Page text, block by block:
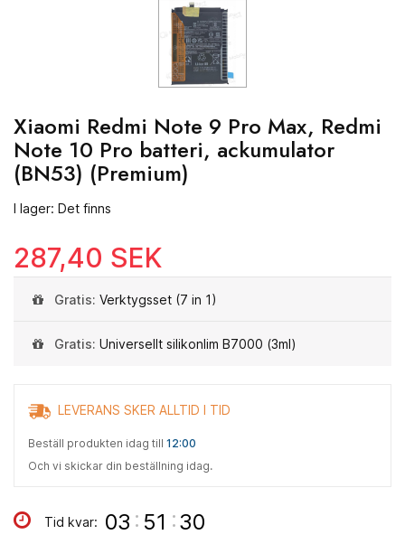
Xiaomi Redmi Note 9 Pro Max, Redmi
Note 10 Pro batteri, ackumulator
(BN53) (Premium)
I lager: Det finns
287,40 SEK
Gratis: Verktygsset (7 in 1)
Gratis: Universellt silikonlim B7000 (3ml)
LEVERANS SKER ALLTID I TID
Beställ produkten idag till 12:00
Och vi skickar din beställning idag.
Tid kvar: 03 : 51 :29